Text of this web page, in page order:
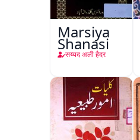
Marsiya
Shanasi
सय्यद अली हैदर